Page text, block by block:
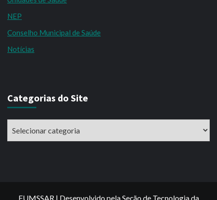
NEP
Conselho Municipal de Saúde
Notícias
Categorias do Site
FUMSSAR | Desenvolvido pela Seção de Tecnologia da